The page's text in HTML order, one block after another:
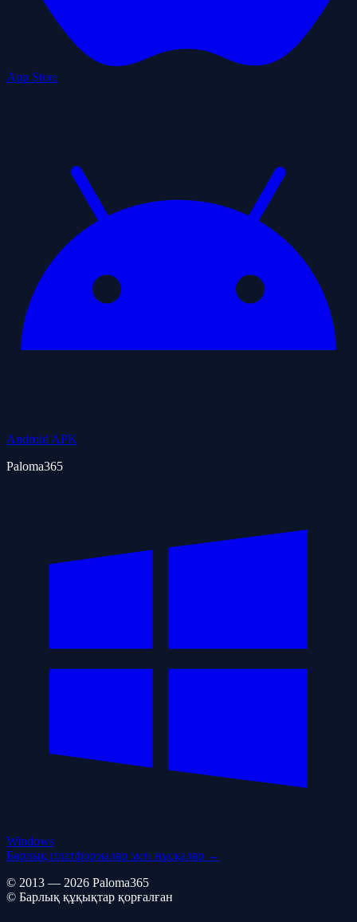
App Store
Android APK
Paloma365
Windows
Барлық платформалар мен нұсқалар →
© 2013 — 2026 Paloma365
© Барлық құқықтар қорғалған